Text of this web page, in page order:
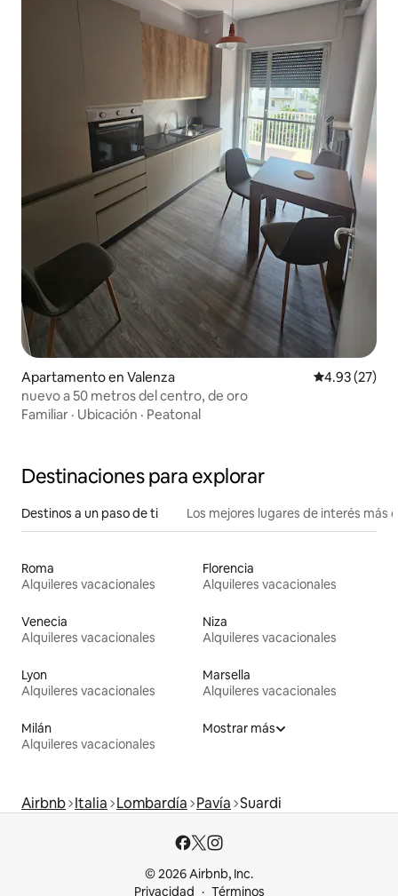
Apartamento en Valenza Calificación
4.93 (27)
nuevo a 50 metros del centro, de oro
Familiar · Ubicación · Peatonal
Destinaciones para explorar
Destinos a un paso de ti Los mejores lugares de interés más
Roma
Alquileres vacacionales
Florencia
Alquileres vacacionales
Venecia
Alquileres vacacionales
Niza
Alquileres vacacionales
Lyon
Alquileres vacacionales
Marsella
Alquileres vacacionales
Milán
Alquileres vacacionales
Mostrar más
Airbnb Italia Lombardía Pavía Suardi
© 2026 Airbnb, Inc.
Privacidad
Términos